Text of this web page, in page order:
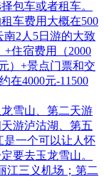
包车或者租车。
车费用大概在500
南2人5日游的大致
+住宿费用（2000
）+景点门票和交
在4000元-11500
雪山、第二天游
游泸沽湖、第五
是一个可以让人怀
要去玉龙雪山。
江三义机场；第二